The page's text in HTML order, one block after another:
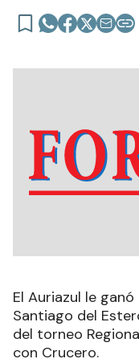
El Auriazul le
Santiago del
del torneo
con Crucero.